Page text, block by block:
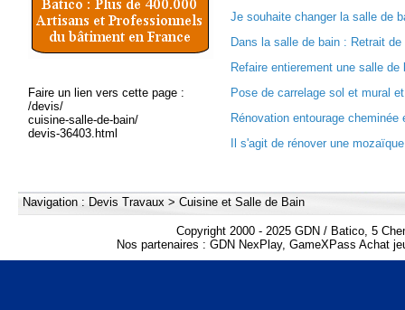
Faire un lien vers cette page :
/devis/
cuisine-salle-de-bain/
devis-36403.html
Je souhaite changer la salle de
Dans la salle de bain : Retrait
Refaire entierement une salle de
Pose de carrelage sol et mural
Rénovation entourage
Il s'agit de rénover une
Navigation : Devis Travaux > Cuisine et Salle de Bain
Copyright 2000 - 2025 GDN / Batico, 5
Nos partenaires : GDN NexPlay, GameXPass Achat